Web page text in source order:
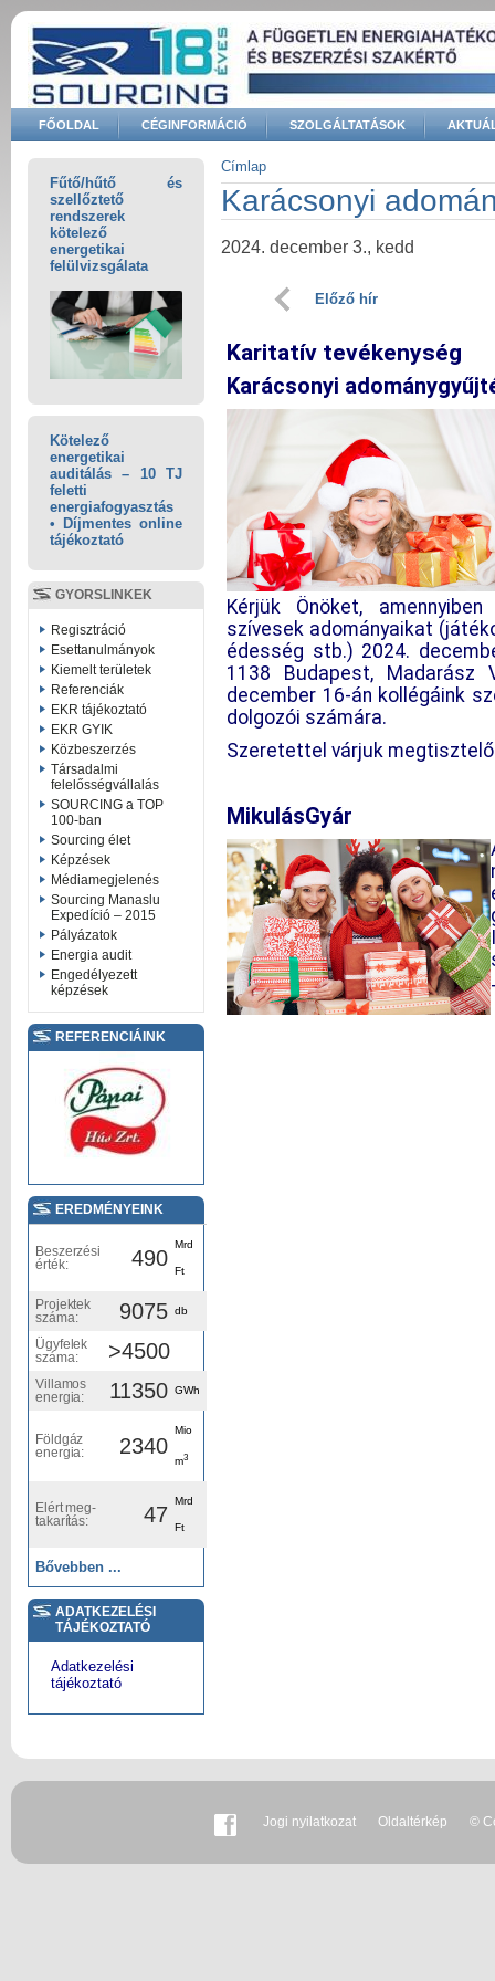
Ugrás a tartalomra
FŐOLDAL CÉGINFORMÁCIÓ SZOLGÁLTATÁSOK
Keresés űrlap
Fűtő/hűtő és
szellőztető
rendszerek
kötelező
energetikai
felülvizsgálata
Kötelező
energetikai
auditálás – 10 TJ
feletti
energiafogyasztás
• Díjmentes online
tájékoztató
GYORSLINKEK
Regisztráció
Esettanulmányok
Kiemelt területek
Referenciák
EKR tájékoztató
EKR GYIK
Közbeszerzés
Társadalmi
felelősségvállalás
SOURCING a TOP
100-ban
Sourcing élet
Képzések
Médiamegjelenés
Sourcing Manaslu
Expedíció – 2015
Pályázatok
Energia audit
Engedélyezett
képzések
REFERENCIÁINK
EREDMÉNYEINK
Beszerzési
érték:
490
Mrd
Ft
Projektek
száma:
9075 db
Ügyfelek
száma:
>4500
Villamos
energia:
11350 GWh
Földgáz
energia:
2340
Mio
m3
Elért meg-
takarítás:
47
Mrd
Ft
Bővebben ...
ADATKEZELÉSI
TÁJÉKOZTATÓ
Adatkezelési
tájékoztató
Jelenlegi hely
Címlap
Karácsonyi
2024. december 3., kedd
Előző hír
Karitatív tevékenység
Karácsonyi
Kérjük Önöket,
szívesek adományaikat
édesség stb.) 2024.
1138 Budapest, Madarász
december 16-án kollégáink
dolgozói számára.
Szeretettel várjuk
MikulásGyár
Jogi nyilatkozat Oldaltérkép ©